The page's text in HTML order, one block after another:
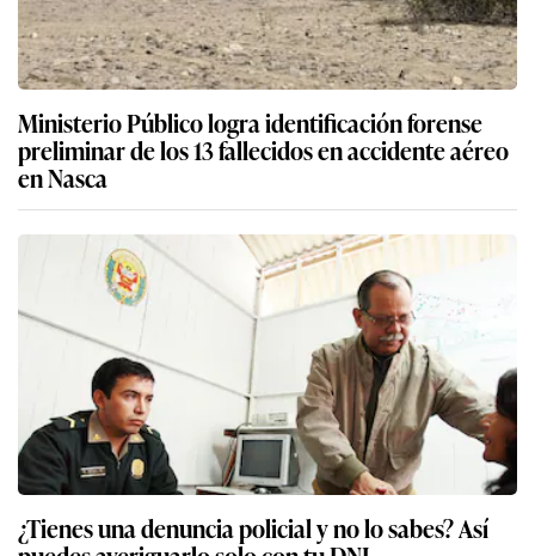
Ministerio Público logra identificación forense
preliminar de los 13 fallecidos en accidente aéreo
en Nasca
¿Tienes una denuncia policial y no lo sabes? Así